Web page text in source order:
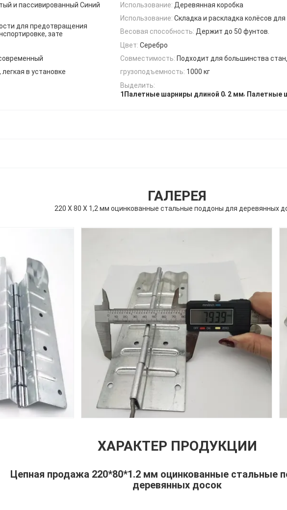
и пассивированный Синий Использование: Деревянная коробка
для предотвращения
зате
Использование: Складка и раскладка колёсов
Весовая способность: Держит до 50 фунтов.
Цвет: Серебро
Совместимость: Подходит для большинства
в установке грузоподъемность: 1000 кг
Выделить:
1Палетные шарниры длиной 0, 2 мм, Палетные
ГАЛЕРЕЯ
220 X 80 X 1,2 мм оцинкованные стальные поддоны для деревянных
ХАРАКТЕР ПРОДУКЦИИ
Цепная продажа 220*80*1.2 мм оцинкованные стальные
деревянных досок